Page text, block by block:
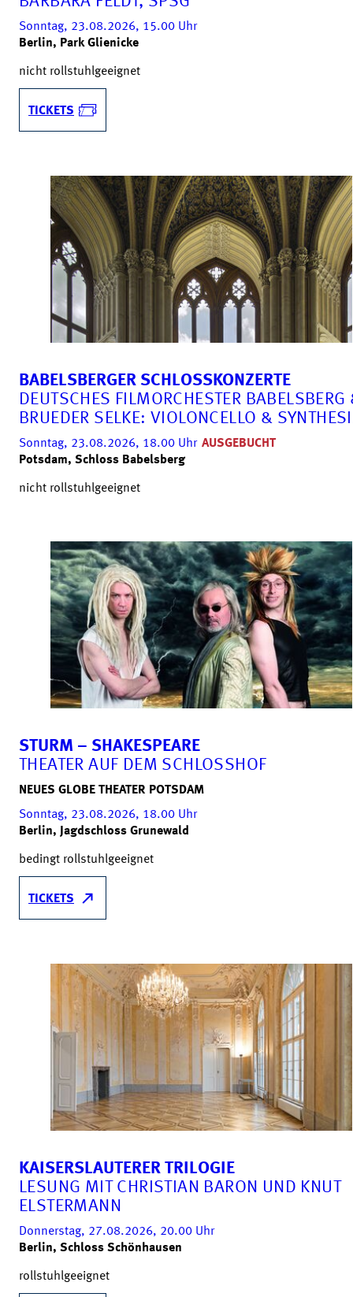
Sonntag, 23.08.2026, 15.00 Uhr
Berlin, Park Glienicke
nicht rollstuhlgeeignet
TICKETS
BABELSBERGER SCHLOSSKONZERTE
DEUTSCHES FILMORCHESTER BABELSBERG
BRUEDER SELKE: VIOLONCELLO &
Sonntag, 23.08.2026, 18.00 Uhr AUSGEBUCHT
Potsdam, Schloss Babelsberg
nicht rollstuhlgeeignet
STURM – SHAKESPEARE
THEATER AUF DEM SCHLOSSHOF
NEUES GLOBE THEATER POTSDAM
Sonntag, 23.08.2026, 18.00 Uhr
Berlin, Jagdschloss Grunewald
bedingt rollstuhlgeeignet
TICKETS
KAISERSLAUTERER TRILOGIE
LESUNG MIT CHRISTIAN BARON UND KNUT
ELSTERMANN
Donnerstag, 27.08.2026, 20.00 Uhr
Berlin, Schloss Schönhausen
rollstuhlgeeignet